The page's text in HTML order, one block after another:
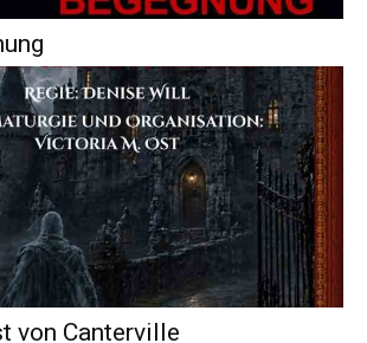
von Canterville